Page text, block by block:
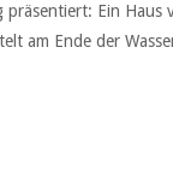
präsentiert: Ein
am Ende der